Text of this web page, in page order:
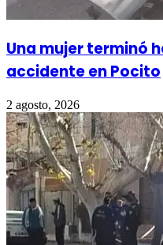
Una mujer terminó
accidente en Pocito
2 agosto, 2026